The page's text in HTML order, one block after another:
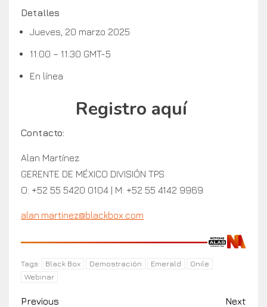
Detalles
Jueves, 20 marzo 2025
11:00 – 11:30 GMT-5
En línea
Registro aquí
Contacto:
Alan Martínez
GERENTE DE MÉXICO DIVISIÓN TPS
O: +52 55 5420 0104 | M: +52 55 4142 9969
alan.martinez@blackbox.com
Tags: Black Box Demostración Emerald
Onile
Webinar
Previous
Next